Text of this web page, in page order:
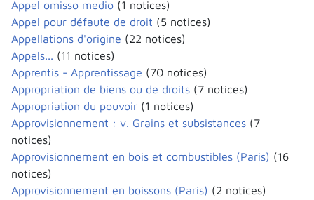
Appel omisso medio (1 notices)
Appel pour défaute de droit (5 notices)
Appellations d'origine (22 notices)
Appels... (11 notices)
Apprentis - Apprentissage (70 notices)
Appropriation de biens ou de droits (7 notices)
Appropriation du pouvoir (1 notices)
Approvisionnement : v. Grains et subsistances (7
notices)
Approvisionnement en bois et combustibles (Paris) (16
notices)
Approvisionnement en boissons (Paris) (2 notices)